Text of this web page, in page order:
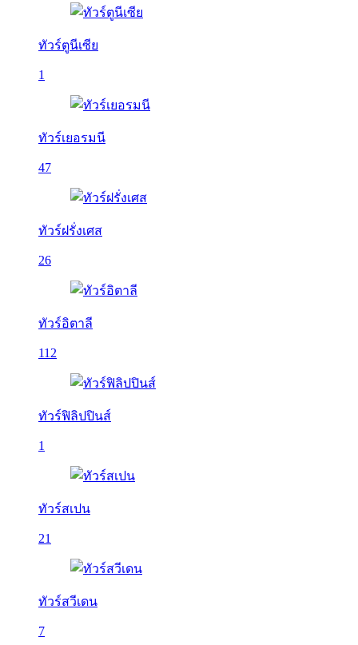
ทัวร์ตูนีเซีย
1
ทัวร์เยอรมนี
47
ทัวร์ฝรั่งเศส
26
ทัวร์อิตาลี
112
ทัวร์ฟิลิปปินส์
1
ทัวร์สเปน
21
ทัวร์สวีเดน
7